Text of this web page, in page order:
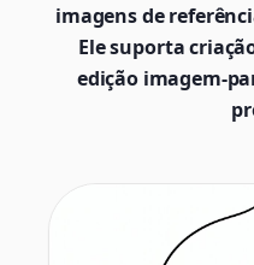
imagens de
Ele suporta
edição imagem-